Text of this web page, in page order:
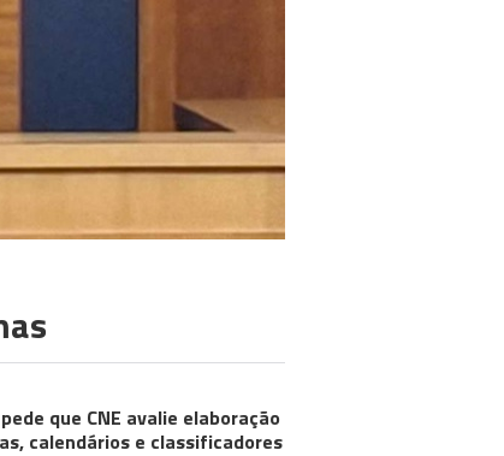
que CNE avalie elaboração
calendários e classificadores